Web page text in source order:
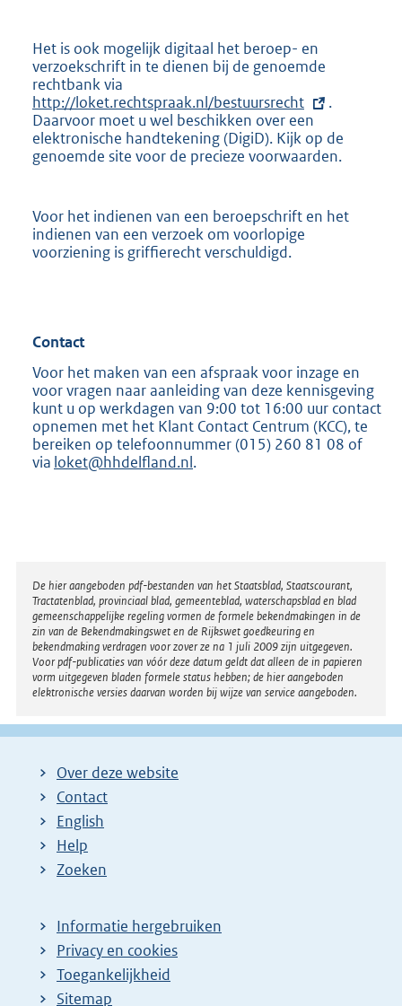
Het is ook mogelijk digitaal het beroep- en
verzoekschrift in te dienen bij de genoemde
rechtbank via
x
t
e
r
l
i
n
k
http://loket.rechtspraak.nl/bestuursrecht
.
Daarvoor moet u wel beschikken over een
elektronische handtekening (DigiD). Kijk op de
genoemde site voor de precieze voorwaarden.
Voor het indienen van een beroepschrift en het
indienen van een verzoek om voorlopige
voorziening is griffierecht verschuldigd.
Contact
Voor het maken van een afspraak voor inzage en
voor vragen naar aanleiding van deze kennisgeving
kunt u op werkdagen van 9:00 tot 16:00 uur contact
opnemen met het Klant Contact Centrum (KCC), te
bereiken op telefoonnummer (015) 260 81 08 of
via loket@hhdelfland.nl.
Disclaimer
De hier aangeboden pdf-bestanden van het Staatsblad, Staatscourant,
Tractatenblad, provinciaal blad, gemeenteblad, waterschapsblad en blad
gemeenschappelijke regeling vormen de formele bekendmakingen in de
zin van de Bekendmakingswet en de Rijkswet goedkeuring en
bekendmaking verdragen voor zover ze na 1 juli 2009 zijn uitgegeven.
Voor pdf-publicaties van vóór deze datum geldt dat alleen de in papieren
vorm uitgegeven bladen formele status hebben; de hier aangeboden
elektronische versies daarvan worden bij wijze van service aangeboden.
Over deze website
Contact
English
Help
Zoeken
Informatie hergebruiken
Privacy en cookies
Toegankelijkheid
Sitemap